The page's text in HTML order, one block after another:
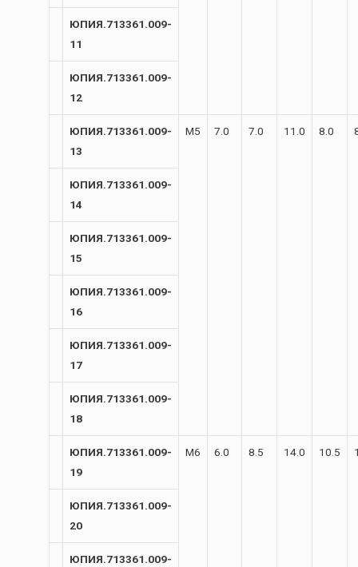
ЮПИЯ.713361.009-
11
ЮПИЯ.713361.009-
12
ЮПИЯ.713361.009-
13
М5 7.0 7.0 11.0 8.0
ЮПИЯ.713361.009-
14
ЮПИЯ.713361.009-
15
ЮПИЯ.713361.009-
16
ЮПИЯ.713361.009-
17
ЮПИЯ.713361.009-
18
ЮПИЯ.713361.009-
19
М6 6.0 8.5 14.0 10.5
ЮПИЯ.713361.009-
20
ЮПИЯ.713361.009-